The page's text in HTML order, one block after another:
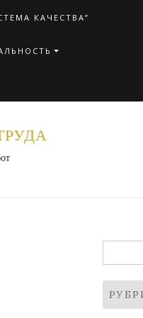
КАЧЕСТВА”